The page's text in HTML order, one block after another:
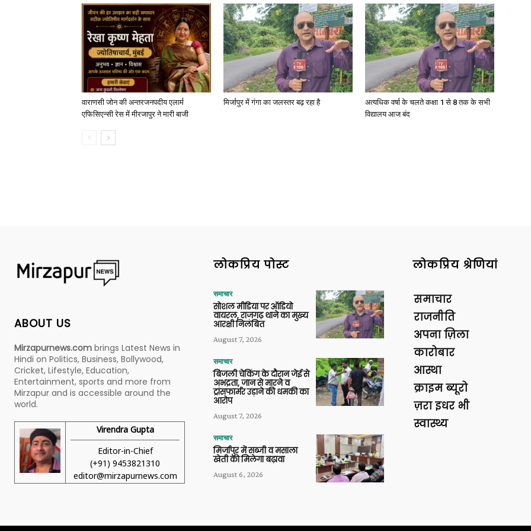
वाराणसी जोन की अन्तरजनपदीय एलार्म
एफिसिएन्सी रेस में मीरजापुर ने मारी बाजी
मिर्जापुर में गंगा का जलस्तर बढ़ रहा है
अत्यधिक वर्षा के चलते कक्षा 1 से 8 तक के सभी
विद्यालय आज बंद
ABOUT US
Mirzapurnews.com brings Latest News in
Hindi on Politics, Business, Bollywood,
Cricket, Lifestyle, Education,
Entertainment, sports and more from
Mirzapur and is accessible around the
world.
Virendra Gupta
Editor-in-Chief
(+91) 9453821310
editor@mirzapurnews.com
लोकप्रिय पोस्ट
समाचार
सोशल मीडिया पर ऑडियो
वायरल, राजगढ़ थाने का मुख्य
आरक्षी निलंबित
August 7, 2026
समाचार
बिजली चेकिंग के दौरान जेई से
अभद्रता, जान से मारने व
ट्रांसफार्मर उड़ाने की धमकी का
आरोप
August 7, 2026
समाचार
मिर्जापुर में सब्जी व मसाला
खेती को मिलेगा बढ़ावा
August 6, 2026
लोकप्रिय श्रेणियां
समाचार
राजनीति
अपना ज़िला
कारोबार
आस्था
क्राइम ब्यूरो
ज़रा इधर भी
स्वास्थ्य